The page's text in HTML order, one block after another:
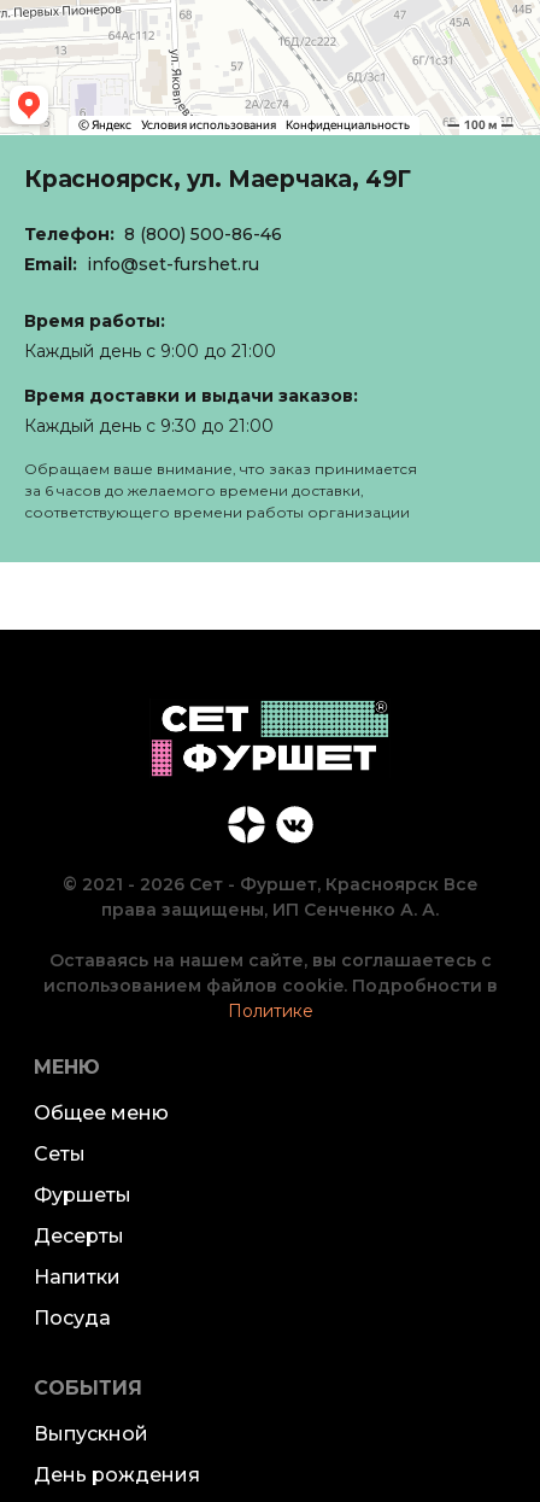
Красноярск, ул. Маерчака, 49Г
Телефон: 8 (800) 500-86-46
Email: info@set-furshet.ru
Время работы:
Каждый день с 9:00 до 21:00
Время доставки и выдачи заказов:
Каждый день с 9:30 до 21:00
Обращаем ваше внимание, что заказ принимается
за 6 часов до желаемого времени доставки,
соответствующего времени работы организации
© 2021 - 2026 Сет - Фуршет, Красноярск Все
права защищены, ИП Сенченко А. А.
Оставаясь на нашем сайте, вы соглашаетесь с
использованием файлов cookie. Подробности в
Политике
МЕНЮ
Общее меню
Сеты
Фуршеты
Десерты
Напитки
Посуда
СОБЫТИЯ
Выпускной
День рождения